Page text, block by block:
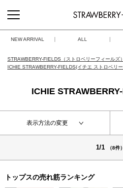
NEW ARRIVAL ALL
STRAWBERRY-FIELDS（ストロベリーフィールズ
ICHIE STRAWBERRY-FIELDS(イチエ ストロベリ
ICHIE
表示方法の変更
1/1 （8件）
トップスの売れ筋ランキング